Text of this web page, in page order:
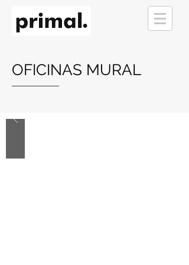
OFICINAS MURAL